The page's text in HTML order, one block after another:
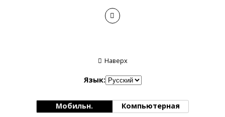
Наверх
Язык:
Мобильн. Компьютерная